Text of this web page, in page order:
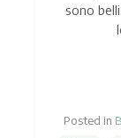
sono
Posted in